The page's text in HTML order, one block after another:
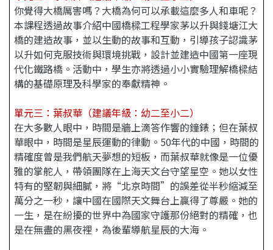
你覺得大橋厲害嗎？大橋為何可以承載這麼多人和車呢？
本課程透過故事介紹中國橋樑工程學家茅以升與錢塘江大
橋的建造故事，並以生動的故事和互動，引導孩子認識茅
以升如何克服技術與環境挑戰，設計並建造中國第一座現
代化鐵路橋。活動中，學生亦將透過小小實驗理解橋樑結
構的基礎原理及科學家的奉獻精神。
單元三 ：葉叔華（建議年級：幼二至小二）
在大多數人眼中，時間是牆上滴答作響的鐘錶；但在葉叔
華眼中，時間是星辰運動的律動。50年代的中國，時間的
精確度曾是我們航天夢想的短板，而葉叔華就像是一位優
雅的掌舵人，帶領團隊在上海天文台守望星空。她以女性
特有的堅韌與細膩，將“北京時間”的誤差從半秒縮減至
萬分之一秒，讓中國在國際天文舞台上贏得了尊嚴。她的
一生，是在紛擾的世界中為國家守護那份絕對的精確，也
是在無盡的黑夜裡，為後輩導航星辰的大海。